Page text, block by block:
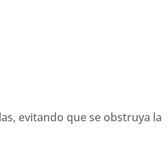
evitando que se obstruya la